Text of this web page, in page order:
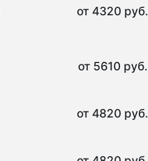
от 4320 руб.
от 5610 руб.
от 4820 руб.